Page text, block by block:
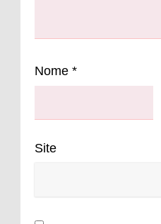
Nome *
Site